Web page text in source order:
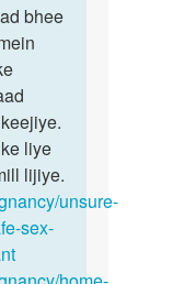
bhee
liye
lijiye.
unsure-
sex-